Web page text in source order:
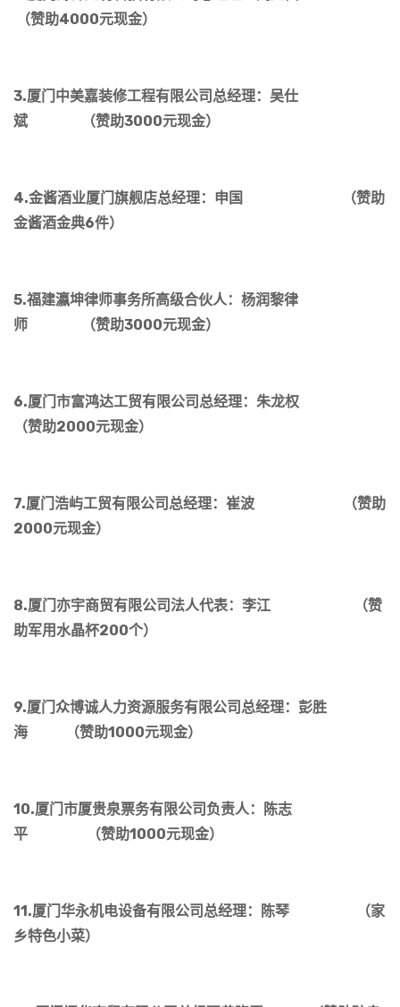
（赞助4000元现金）
3.厦门中美嘉装修工程有限公司总经理：吴仕
斌 （赞助3000元现金）
4.金酱酒业厦门旗舰店总经理：申国 （赞助
金酱酒金典6件）
5.福建瀛坤律师事务所高级合伙人：杨润黎律
师 （赞助3000元现金）
6.厦门市富鸿达工贸有限公司总经理：朱龙权
（赞助2000元现金）
7.厦门浩屿工贸有限公司总经理：崔波 （赞助
2000元现金）
8.厦门亦宇商贸有限公司法人代表：李江 （赞
助军用水晶杯200个）
9.厦门众博诚人力资源服务有限公司总经理：彭胜
海 （赞助1000元现金）
10.厦门市厦贵泉票务有限公司负责人：陈志
平 （赞助1000元现金）
11.厦门华永机电设备有限公司总经理：陈琴 （家
乡特色小菜）